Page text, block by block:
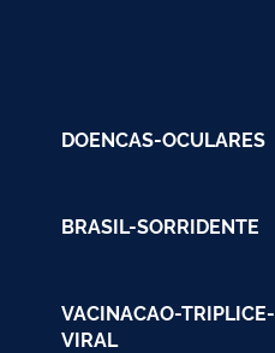
DOENCAS-OCULARES
BRASIL-SORRIDENTE
VACINACAO-TRIPLICE-
VIRAL